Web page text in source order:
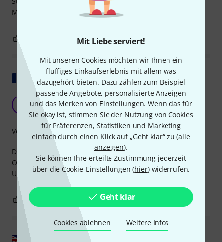
Mit Liebe serviert!
Mit unseren Cookies möchten wir Ihnen ein
fluffiges Einkaufserlebnis mit allem was
dazugehört bieten. Dazu zählen zum Beispiel
passende Angebote, personalisierte Anzeigen
und das Merken von Einstellungen. Wenn das für
Sie okay ist, stimmen Sie der Nutzung von Cookies
für Präferenzen, Statistiken und Marketing
einfach durch einen Klick auf „Geht klar“ zu (alle
anzeigen).
Sie können Ihre erteilte Zustimmung jederzeit
über die Cookie-Einstellungen (hier) widerrufen.
Geht klar
Cookies ablehnen Weitere Infos
Monitoring system
BEWERTUNG MELDEN
Original zeigen
Das ändert alles.
ShenAurel 11.05.2023
Diese Ohrstöpsel verändern die Geräuschisolierung der
Ohrhörer grundlegend! Es ist ein himmelweiter
Unterschied, probier sie unbedingt aus!
Verarbeitung
BEWERTUNG MELDEN